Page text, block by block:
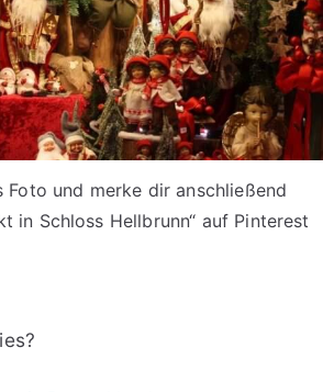
Foto und merke dir anschließend
in Schloss Hellbrunn“ auf Pinterest